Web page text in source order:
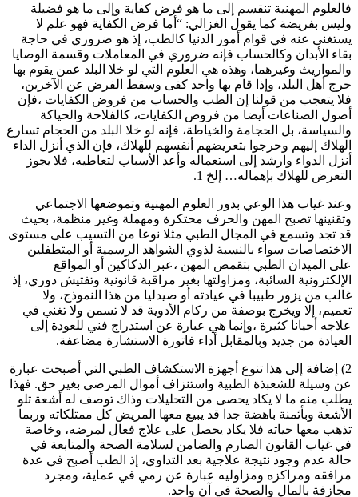
فالعلوم المهنية تنقسم إلى ما هو فرض كفاية وإلى ما هو فضيلة
وليس بفريضة كما يقول الغزالي: “أما فرض الكفاية فهو علم لا
يستغنى عنه في قوام أمور الدنيا كالطب، إذ هو ضروري في حاجة
بقاء الأبدان وكالحساب فإنه ضروري في المعاملات وقسمة الوصايا
والمواريث وغيرهما، وهذه هي العلوم التي لو خلا البلد عمن يقوم بها
حرج أهل البلد، وإذا قام بها واحد كفى وسقط الفرض عن الآخرين،
فلا يتعجب من قولنا إن الطب والحساب من فروض الكفايات ،فإن
أصول الصناعات أيضا من فروض الكفايات، كالفلاحة والحياكة
والسياسة، بل الحجامة والخياطة، فإنه لو خلا البلد من الحجام تسارع
الهلاك إليهم وحرجوا بتعريضهم أنفسهم للهلاك، فإن الذي أنزل الداء
أنزل الدواء وارشد إلى استعماله وأعد الأسباب لتعاطيه، فلا يجوز
التعرض للهلاك بإهماله… إلخ 1.
وعند غياب هذا الوعي بدور العلوم المهنية وتموضعها الاجتماعي
وتقنينها تصبح المهن والحرف محتكرة ومهملة وغير منظمة، بحيث
قد تجد وتسمع في المجال الطبي مثلا نوعا من التسيب على مستوى
الاختصاصات سواء بالنسبة لذوي الشواهد الرسمية أو المتطفلين
على الميدان الطبي بتقمص المهن ،عبر الدكاكين أو المواقع
الإلكترونية السائبة، ومزاولتها بغير مراقبة قانونية وتفتيش دوري، إذ
غالب من يزور طبيبا في عيادته أو صيدليا من هذا النموذج، ولا
تعميم، إلا ويخرج بوصفة من ركام الأدوية قد لا تسمن ولا تغني في
علاجه أحيانا كثيرة ،وإنما هي عبارة عن استدراج فني للعودة إلى
العيادة من جديد وبالمقابل أداء فاتورة الاستشارة مضاعفة.
2) إضافة إلى هذا تنوع أجهزة الاستكشاف الطبي التي أصبحت عبارة
عن وسيلة للشعبذة الطبية واستنزاف أموال المرضى بغير حق. فهذا
يطلب منه ما لا يكاد يحصى من التحليلات وذاك توصف له أشعة تلو
الأشعة وبأثمنة باهضة جدا قد يبيع معها المريض كل ممتلكاته وربما
تذهب معها حياته فلا يكاد يحصل على علاج فعال لمرضه، وخاصة
في غياب القانون الصارم والضامن لسلامة الصحة والمتابعة في
حالة عدم وجود نتيجة علاجية بعد التداوي، إذ الطب أصبح في عدة
مرافقه ومراكزه ومزاوليه عبارة عن رمي في عماية، ومجرد
مجازفة بالمال والصحة في آن واحد.